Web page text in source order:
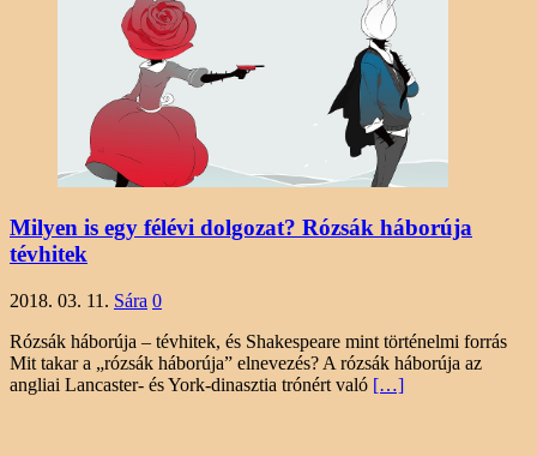
Milyen is egy félévi dolgozat? Rózsák háborúja
tévhitek
2018. 03. 11. Sára 0
Rózsák háborúja – tévhitek, és Shakespeare mint történelmi forrás
Mit takar a „rózsák háborúja” elnevezés? A rózsák háborúja az
angliai Lancaster- és York-dinasztia trónért való […]